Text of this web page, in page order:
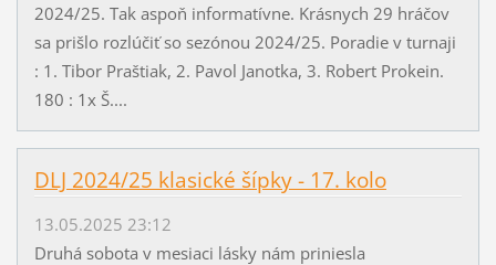
2024/25. Tak aspoň informatívne. Krásnych 29 hráčov
sa prišlo rozlúčiť so sezónou 2024/25. Poradie v turnaji
: 1. Tibor Praštiak, 2. Pavol Janotka, 3. Robert Prokein.
180 : 1x Š....
DLJ 2024/25 klasické šípky - 17. kolo
13.05.2025 23:12
Druhá sobota v mesiaci lásky nám priniesla